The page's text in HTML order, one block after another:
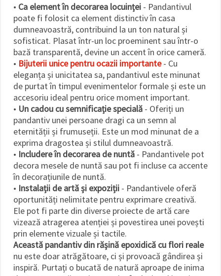
• Ca element în decorarea locuinței - Pandantivul
poate fi folosit ca element distinctiv în casa
dumneavoastră, contribuind la un ton natural și
sofisticat. Plasat într-un loc proeminent sau într-o
bază transparentă, devine un accent în orice cameră.
• Bijuterii unice pentru ocazii importante- Cu
eleganța și unicitatea sa, pandantivul este minunat
de purtat în timpul evenimentelor formale și este un
accesoriu ideal pentru orice moment important.
• Un cadou cu semnificație specială - Oferiți un
pandantiv unei persoane dragi ca un semn al
eternității și frumuseții. Este un mod minunat de a
exprima dragostea și stilul dumneavoastră.
• Includere în decorarea de nuntă - Pandantivele pot
decora mesele de nuntă sau pot fi incluse ca accente
în decorațiunile de nuntă.
• Instalații de artă și expoziții - Pandantivele oferă
oportunități nelimitate pentru exprimare creativă.
Ele pot fi parte din diverse proiecte de artă care
vizează atragerea atenției și povestirea unei povești
prin elemente vizuale și tactile.
Această pandantiv din rășină epoxidică cu flori reale
nu este doar atrăgătoare, ci și provoacă gândirea și
inspiră. Purtați o bucată de natură aproape de inima